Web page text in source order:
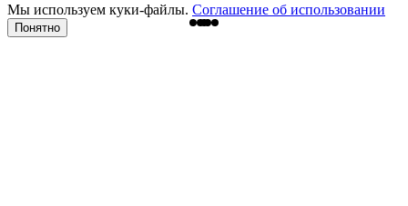
Мы используем куки-файлы. Соглашение об использовании
Понятно